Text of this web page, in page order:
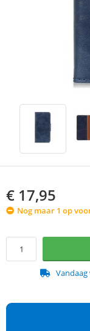
€ 17,95
Nog maar 1 op